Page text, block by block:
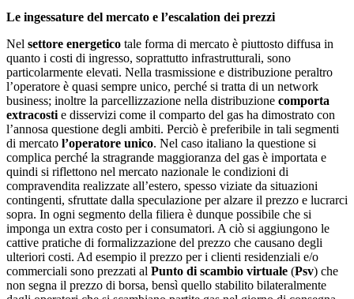
Le ingessature del mercato e l’escalation dei prezzi
Nel settore energetico tale forma di mercato è piuttosto diffusa in
quanto i costi di ingresso, soprattutto infrastrutturali, sono
particolarmente elevati. Nella trasmissione e distribuzione peraltro
l’operatore è quasi sempre unico, perché si tratta di un network
business; inoltre la parcellizzazione nella distribuzione comporta
extracosti e disservizi come il comparto del gas ha dimostrato con
l’annosa questione degli ambiti. Perciò è preferibile in tali segmenti
di mercato l’operatore unico. Nel caso italiano la questione si
complica perché la stragrande maggioranza del gas è importata e
quindi si riflettono nel mercato nazionale le condizioni di
compravendita realizzate all’estero, spesso viziate da situazioni
contingenti, sfruttate dalla speculazione per alzare il prezzo e lucrarci
sopra. In ogni segmento della filiera è dunque possibile che si
imponga un extra costo per i consumatori. A ciò si aggiungono le
cattive pratiche di formalizzazione del prezzo che causano degli
ulteriori costi. Ad esempio il prezzo per i clienti residenziali e/o
commerciali sono prezzati al Punto di scambio virtuale (Psv) che
non segna il prezzo di borsa, bensì quello stabilito bilateralmente